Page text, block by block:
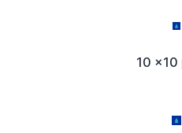
10 x10